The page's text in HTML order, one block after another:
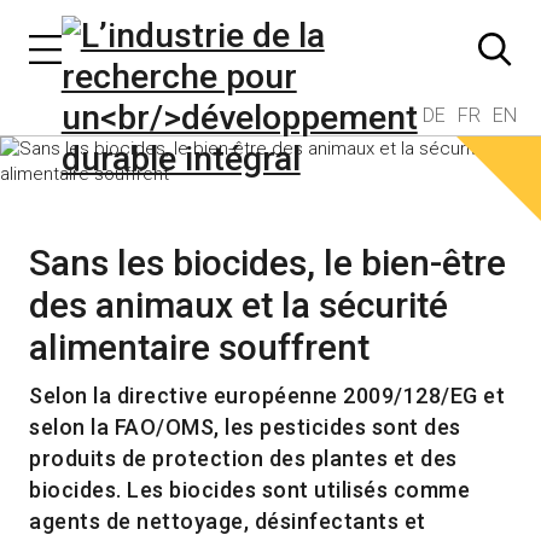
DE FR EN
Sans les biocides, le bien-être
des animaux et la sécurité
alimentaire souffrent
Selon la directive européenne 2009/128/EG et
selon la FAO/OMS, les pesticides sont des
produits de protection des plantes et des
biocides. Les biocides sont utilisés comme
agents de nettoyage, désinfectants et